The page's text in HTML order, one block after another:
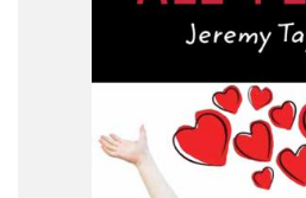
9788723542274